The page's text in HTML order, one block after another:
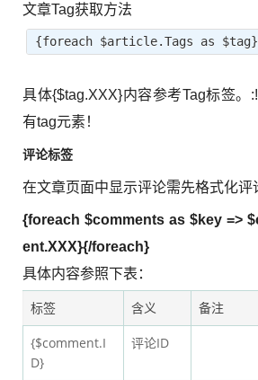
文章Tag获取方法
{foreach $article.Tags as
具体{$tag.XXX}内容参考Tag标签。
有tag元素！
评论标签
在文章页面中显示评论需先格式化评
{foreach $comments as $key =>
ent.XXX}{/foreach}
具体内容参照下表：
标签 含义 备注
{$comment.I
D}
评论ID